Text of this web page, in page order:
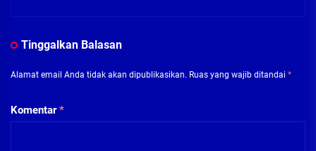
Tinggalkan Balasan
Alamat email Anda tidak akan dipublikasikan. Ruas yang wajib ditandai *
Komentar*